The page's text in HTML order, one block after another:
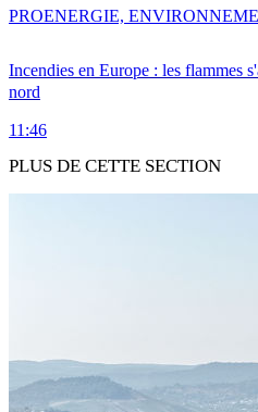
Incendies en Europe : les flammes
nord
11:46
PROENERGIE,
PLUS DE CETTE SECTION